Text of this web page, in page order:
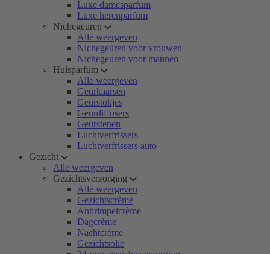
Luxe damesparfum
Luxe herenparfum
Nichegeuren
Alle weergeven
Nichegeuren voor vrouwen
Nichegeuren voor mannen
Huisparfum
Alle weergeven
Geurkaarsen
Geurstokjes
Geurdiffusers
Geurstenen
Luchtverfrissers
Luchtverfrissers auto
Gezicht
Alle weergeven
Gezichtsverzorging
Alle weergeven
Gezichtscrème
Antirimpelcrème
Dagcrème
Nachtcrème
Gezichtsolie